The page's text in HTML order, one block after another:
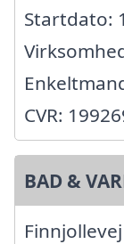
Startdato:
CVR:
BAD &